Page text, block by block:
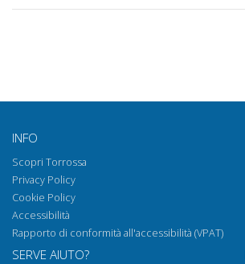
INFO
Scopri Torrossa
Privacy Policy
Cookie Policy
Accessibilità
Rapporto di conformità all'accessibilità (VPAT)
SERVE AIUTO?